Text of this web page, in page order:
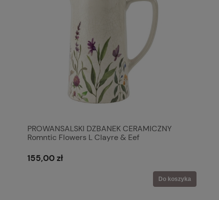
PROWANSALSKI DZBANEK CERAMICZNY
Romntic Flowers L Clayre & Eef
155,00 zł
Do koszyka